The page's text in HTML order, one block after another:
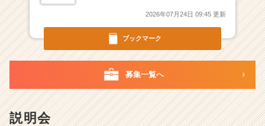
ブックマーク
2026年07月24日 09:45 更新
募集一覧へ
説明会